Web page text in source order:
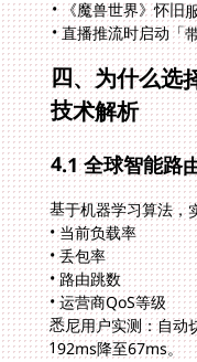
• 《魔兽世界》怀旧
• 直播推流时启动「
四、为什么选
技术解析
4.1 全球智能路
基于机器学习算法，
• 当前负载率
• 丢包率
• 路由跳数
• 运营商QoS等级
悉尼用户实测：自动
192ms降至67ms。